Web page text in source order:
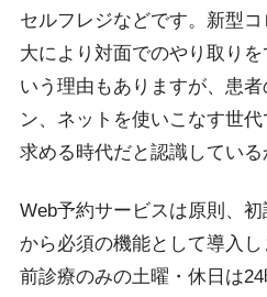
セルフレジなどです。新型
大により対面でのやり取り
いう理由もありますが、患
ン、ネットを使いこなす世
求める時代だと認識している
Web予約サービスは原則、
から必須の機能として導入
前診療のみの土曜・休日は